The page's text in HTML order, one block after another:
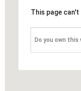
This page
Do you own this